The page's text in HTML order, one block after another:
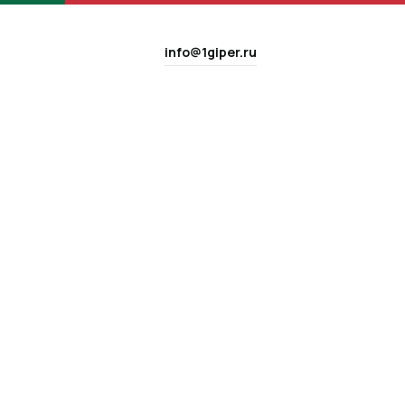
info@1giper.ru